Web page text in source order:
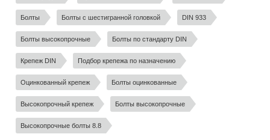
Болты Болты с шестигранной головкой DIN 933
Болты высокопрочные Болты по стандарту DIN
Крепеж DIN Подбор крепежа по назначению
Оцинкованный крепеж Болты оцинкованные
Высокопрочный крепеж Болты высокопрочные
Высокопрочные болты 8.8